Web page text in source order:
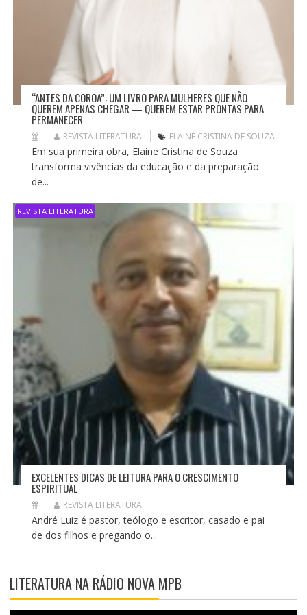
“ANTES DA COROA”: UM LIVRO PARA MULHERES QUE NÃO
QUEREM APENAS CHEGAR — QUEREM ESTAR PRONTAS PARA
PERMANECER
REVISTA LITERATURA ELAINE CRISTINA DE SOUZA
Em sua primeira obra, Elaine Cristina de Souza
transforma vivências da educação e da preparação
de...
REVISTA LITERATURA
EXCELENTES DICAS DE LEITURA PARA O CRESCIMENTO
ESPIRITUAL
REVISTA LITERATURA
André Luiz é pastor, teólogo e escritor, casado e pai
de dos filhos e pregando o...
LITERATURA NA RÁDIO NOVA MPB